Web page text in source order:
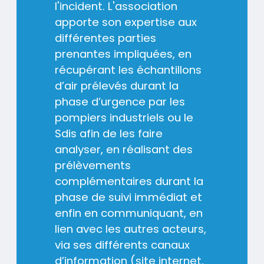
l'incident. L'association
apporte son expertise aux
différentes parties
prenantes impliquées, en
récupérant les échantillons
d’air prélevés durant la
phase d’urgence par les
pompiers industriels ou le
Sdis afin de les faire
analyser, en réalisant des
prélèvements
complémentaires durant la
phase de suivi immédiat et
enfin en communiquant, en
lien avec les autres acteurs,
via ses différents canaux
d’information (site internet,